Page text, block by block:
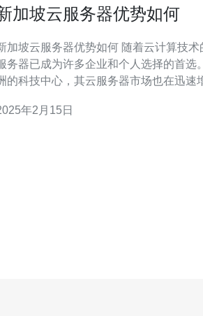
加坡云服务器优势如何
坡云服务器优势如何 随着云计算技术的快速发展，云
务器已成为许多企业和个人选择的首选
的科技中心，其云服务器市场也在迅速
器目的地。 新加坡位于东南亚地区的中心，地理位置
年2月15日